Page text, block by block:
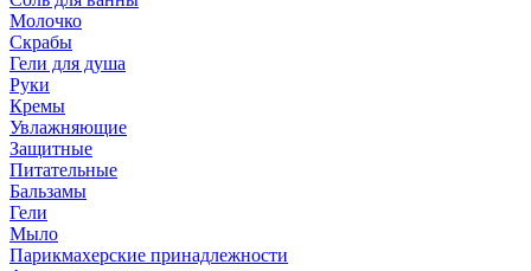
Молочко
Скрабы
Гели для душа
Руки
Кремы
Увлажняющие
Защитные
Питательные
Бальзамы
Гели
Мыло
Парикмахерские принадлежности